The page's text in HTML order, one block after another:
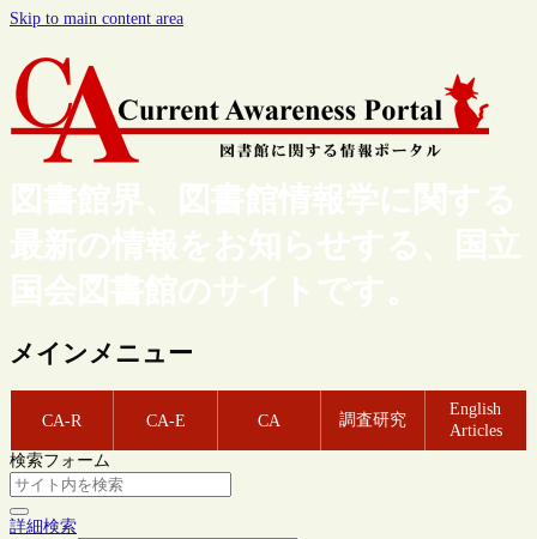
Skip to main content area
図書館界、図書館情報学に関する
最新の情報をお知らせする、国立
国会図書館のサイトです。
メインメニュー
CA-R CA-E CA 調査研究
English
Articles
検索フォーム
詳細検索